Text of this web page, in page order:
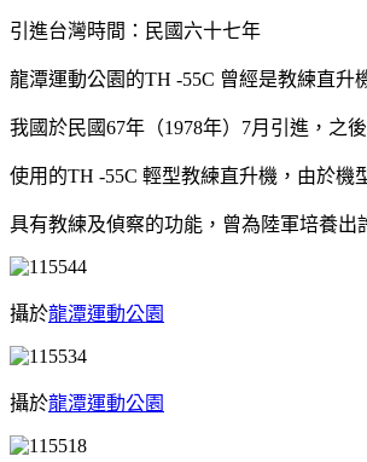
引進台灣時間：民國六十七年
龍潭運動公園的TH -55C 曾經是教練直升
我國於民國67年（1978年）7月引進，之
使用的TH -55C 輕型教練直升機，由於機
具有教練及偵察的功能，曾為陸軍培養出
攝於龍潭運動公園
攝於龍潭運動公園